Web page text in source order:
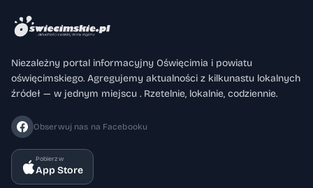
Niezależny portal informacyjny Oświęcimia i powiatu
oświęcimskiego. Agregujemy aktualności z kilkunastu lokalnych
źródeł — w jednym miejscu . Rzetelnie, lokalnie, codziennie.
Obserwuj nas na Facebooku
Pobierz w
App Store